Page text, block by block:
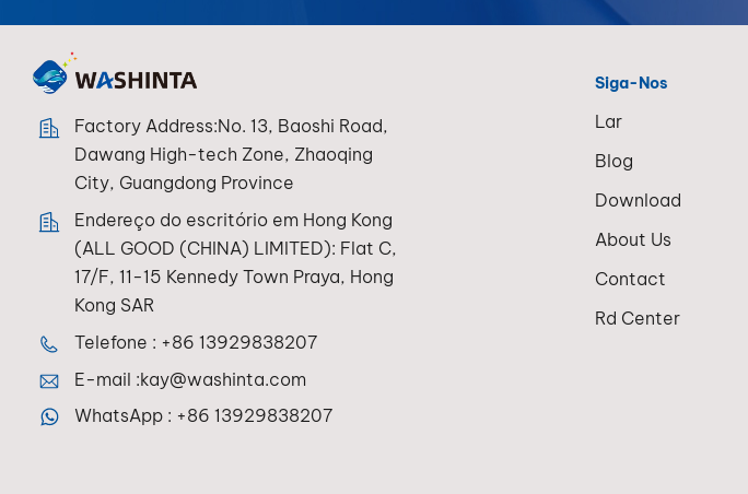
Factory Address:No. 13, Baoshi Road,
Dawang High-tech Zone, Zhaoqing
City, Guangdong Province
Endereço do escritório em Hong Kong
(ALL GOOD (CHINA) LIMITED): Flat C,
17/F, 11-15 Kennedy Town Praya, Hong
Kong SAR
Telefone : +86 13929838207
E-mail :kay@washinta.com
WhatsApp : +86 13929838207
Siga-Nos
Lar
Blog
Download
About Us
Contact
Rd Center